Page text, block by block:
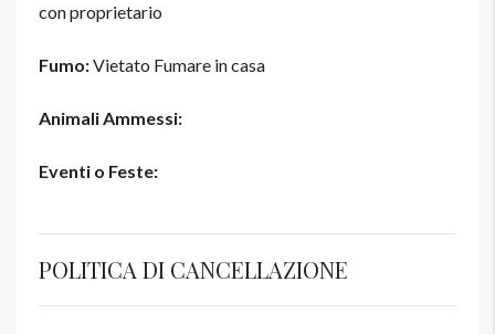
con proprietario
Fumo:Vietato Fumare in casa
Animali Ammessi:
Eventi o Feste:
POLITICA DI CANCELLAZIONE